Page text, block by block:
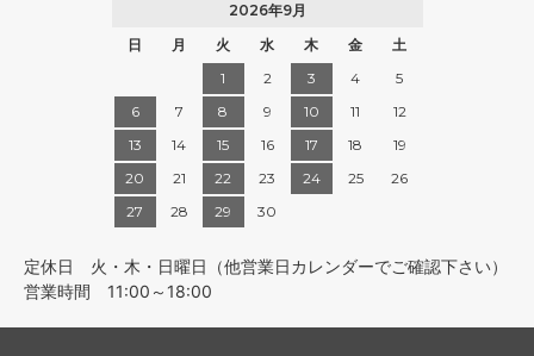
2026年9月
日
月 火 水 木 金
土
1
2 3 4
5
6
7 8 9 10 11
12
13
14 15 16 17 18
19
20
21 22 23 24 25
26
27
28 29 30
定休日 火・木・日曜日（他営業日カレンダーでご確認下さい）
営業時間 11:00～18:00